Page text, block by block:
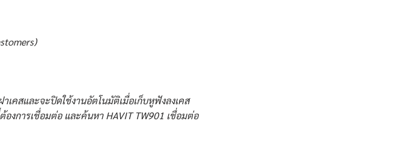
เคสและจะปิดใช้งานอัตโนมัติเมื่อเก็บหูฟังลงเคส
งการเชื่อมต่อ และค้นหา HAVIT TW901 เชื่อมต่อ